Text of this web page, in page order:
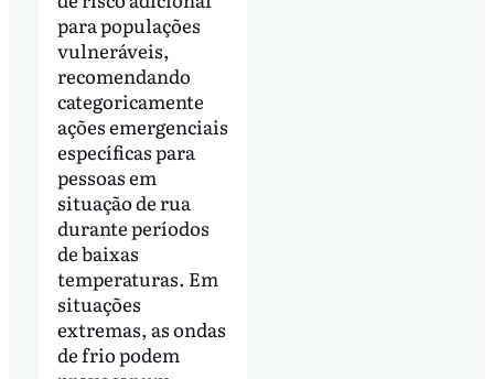
para populações
vulneráveis,
recomendando
categoricamente
ações emergenciais
específicas para
pessoas em
situação de rua
durante períodos
de baixas
temperaturas. Em
situações
extremas, as ondas
de frio podem